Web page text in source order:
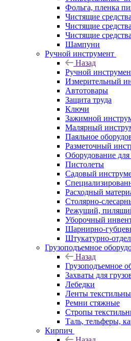
Фольга, пленка
Чистящие
Чистящие
Чистящие
Шампуни
Ручной инструмент
Назад
Ручной
Измерительный
Автотовары
Защита труда
Ключи
Зажимной
Малярный
Паяльное
Разметочный
Оборудование
Пистолеты
Садовый
Расходный
Столярно-
Режущий,
Уборочный
Шарнирно-
Штукатурно-
Грузоподъемное
Назад
Грузоподъемное
Захваты для
Лебедки
Ленты
Ремни стяжные
Стропы
Таль, тельферы,
Кирпич